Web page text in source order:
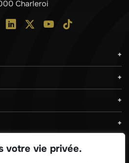
votre vie privée.
Charleroi